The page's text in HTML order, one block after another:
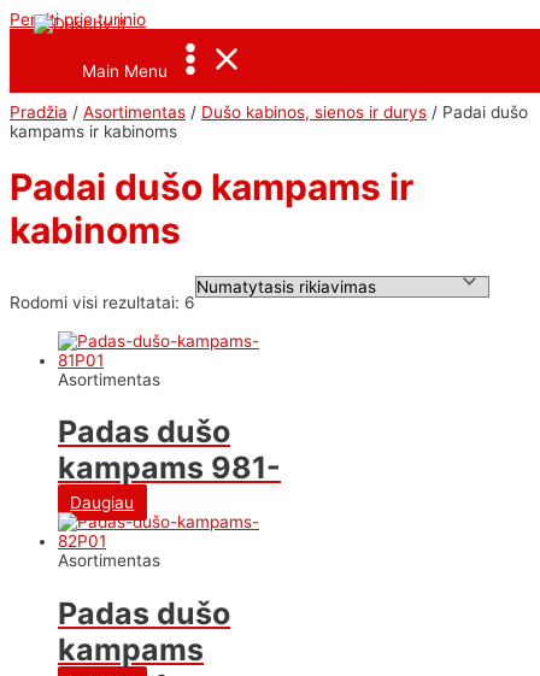
Pereiti prie turinio
Main Menu
<--Pavel_Shrink_Menu-->
Pradžia / Asortimentas / Dušo kabinos, sienos ir durys / Padai dušo
kampams ir kabinoms
Padai dušo kampams ir
kabinoms
Rodomi visi rezultatai: 6
Asortimentas
Padas dušo
kampams 981-
01
Daugiau
Asortimentas
Padas dušo
kampams